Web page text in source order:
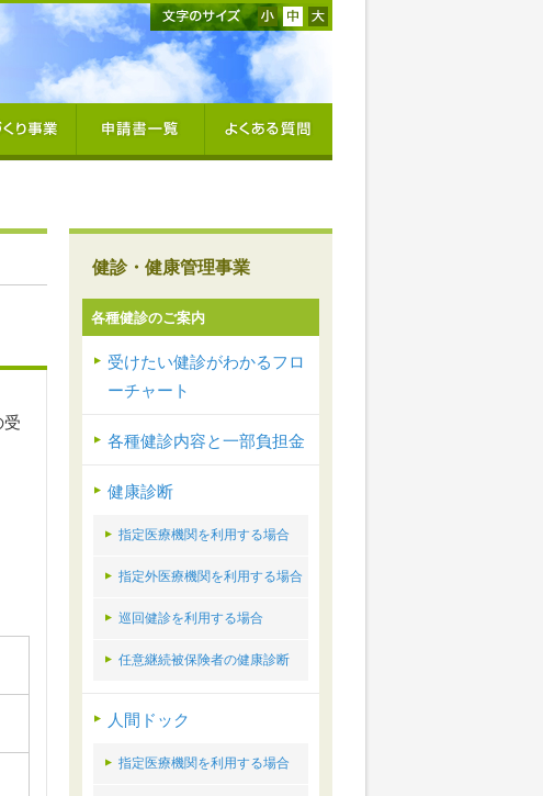
受
健診・健康管理事業
各種健診のご案内
受けたい健診がわかるフロ
ーチャート
各種健診内容と一部負担金
健康診断
指定医療機関を利用する場合
指定外医療機関を利用する場合
巡回健診を利用する場合
任意継続被保険者の健康診断
人間ドック
指定医療機関を利用する場合